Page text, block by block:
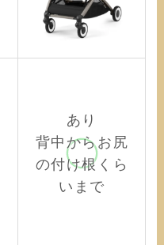
あり
背中からお尻
の付け根くら
いまで